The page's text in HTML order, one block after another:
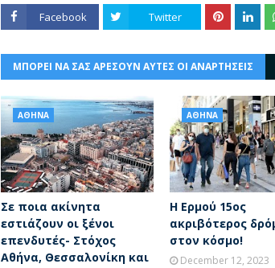
Facebook Twitter
ΜΠΟΡΕΙ ΝΑ ΣΑΣ ΑΡΕΣΟΥΝ ΑΥΤΕΣ ΟΙ ΑΝΑΡΤΗΣΕΙΣ
ΑΘΗΝΑ
Σε ποια ακίνητα
εστιάζουν οι ξένοι
επενδυτές- Στόχος
Αθήνα, Θεσσαλονίκη και
ΑΘΗΝΑ
Η Ερμού 15ος
ακριβότερος
στον κόσμο!
December 12, 2023